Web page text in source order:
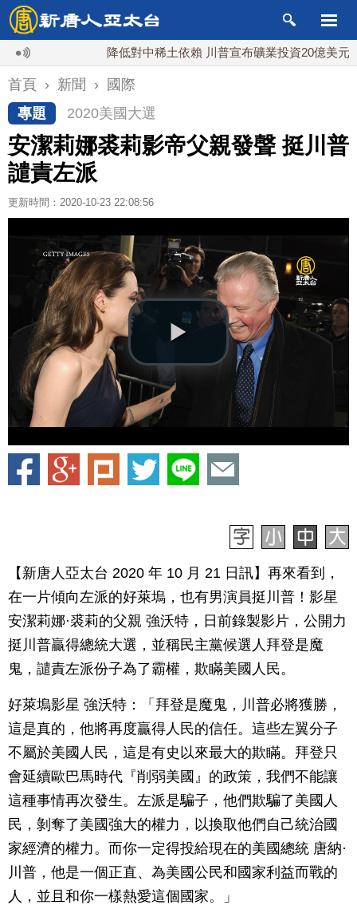
降低對中稀土依賴 川普宣布礦業投資20億美元
首頁 › 新聞 ›
國際
專題
2020美國大選
安潔莉娜裘莉影帝父親發聲 挺川普
譴責左派
更新時間：2020-10-23 22:08:56
【新唐人亞太台 2020 年 10 月 21 日訊】再來看到，
在一片傾向左派的好萊塢，也有男演員挺川普！影星
安潔莉娜·裘莉的父親 強沃特，日前錄製影片，公開力
挺川普贏得總統大選，並稱民主黨候選人拜登是魔
鬼，譴責左派份子為了霸權，欺瞞美國人民。
好萊塢影星 強沃特：「拜登是魔鬼，川普必將獲勝，
這是真的，他將再度贏得人民的信任。這些左翼分子
不屬於美國人民，這是有史以來最大的欺瞞。拜登只
會延續歐巴馬時代『削弱美國』的政策，我們不能讓
這種事情再次發生。左派是騙子，他們欺騙了美國人
民，剝奪了美國強大的權力，以換取他們自己統治國
家經濟的權力。而你一定得投給現在的美國總統 唐納·
川普，他是一個正直、為美國公民和國家利益而戰的
人，並且和你一樣熱愛這個國家。」